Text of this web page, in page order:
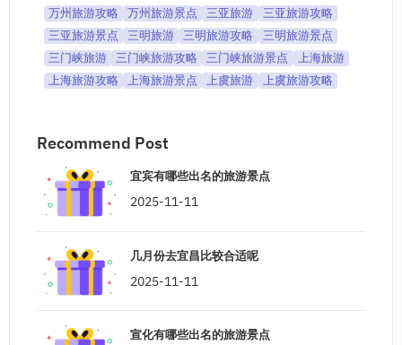
万州旅游攻略
万州旅游景点 三亚旅游
三亚旅游攻略
三亚旅游景点
三明旅游 三明旅游攻略
三明旅游景点
三门峡旅游
三门峡旅游攻略 三门峡旅游景点
上海旅游
上海旅游攻略
上海旅游景点 上虞旅游 上虞旅游攻略
Recommend Post
宜宾有哪些出名的旅游景点
2025-11-11
几月份去宜昌比较合适呢
2025-11-11
宣化有哪些出名的旅游景点